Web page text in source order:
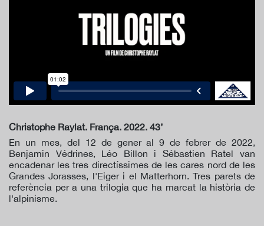
Christophe Raylat. França. 2022. 43’
En un mes, del 12 de gener al 9 de febrer de 2022,
Benjamin Védrines, Léo Billon i Sébastien Ratel van
encadenar les tres directíssimes de les cares nord de les
Grandes Jorasses, l'Eiger i el Matterhorn. Tres parets de
referència per a una trilogia que ha marcat la història de
l'alpinisme.